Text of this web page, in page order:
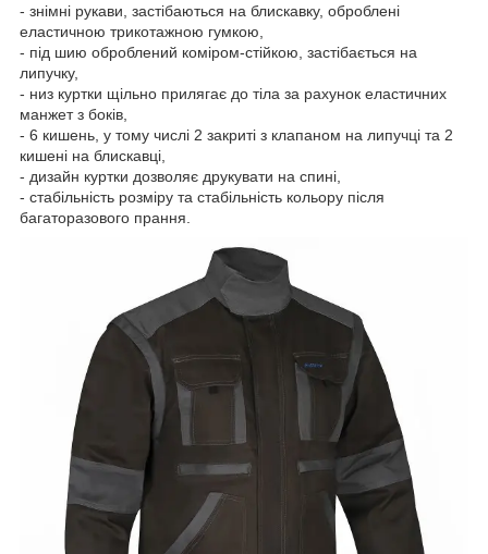
- знімні рукави, застібаються на блискавку, оброблені
еластичною трикотажною гумкою,
- під шию оброблений коміром-стійкою, застібається на
липучку,
- низ куртки щільно прилягає до тіла за рахунок еластичних
манжет з боків,
- 6 кишень, у тому числі 2 закриті з клапаном на липучці та 2
кишені на блискавці,
- дизайн куртки дозволяє друкувати на спині,
- стабільність розміру та стабільність кольору після
багаторазового прання.